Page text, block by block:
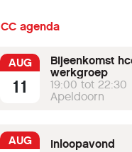
agenda
AUG
11
Bijeenkomst
werkgroep
19:00 tot 22:30
Apeldoorn
AUG
Inloopavond